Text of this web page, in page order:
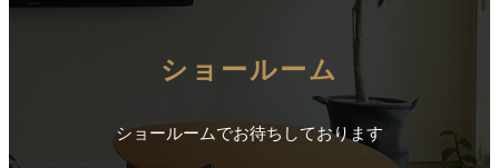
ショールーム
ショールームでお待ちしております